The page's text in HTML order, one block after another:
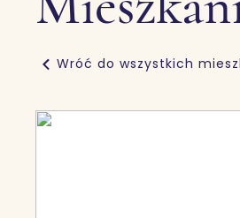
Wróć do wszystkich